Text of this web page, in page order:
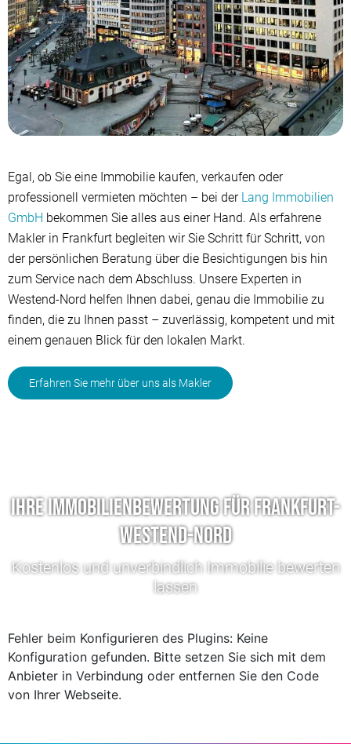
Egal, ob Sie eine Immobilie kaufen, verkaufen oder
professionell vermieten möchten – bei der Lang Immobilien
GmbH bekommen Sie alles aus einer Hand. Als erfahrene
Makler in Frankfurt begleiten wir Sie Schritt für Schritt, von
der persönlichen Beratung über die Besichtigungen bis hin
zum Service nach dem Abschluss. Unsere Experten in
Westend-Nord helfen Ihnen dabei, genau die Immobilie zu
finden, die zu Ihnen passt – zuverlässig, kompetent und mit
einem genauen Blick für den lokalen Markt.
Erfahren Sie mehr über uns als Makler
Ihre Immobilienbewertung für Frankfurt-
Westend-Nord
Kostenlos und unverbindlich Immobilie bewerten
lassen
Fehler beim Konfigurieren des Plugins: Keine
Konfiguration gefunden. Bitte setzen Sie sich mit dem
Anbieter in Verbindung oder entfernen Sie den Code
von Ihrer Webseite.